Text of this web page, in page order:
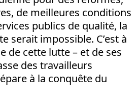
de meilleures conditions
publics de qualité, la
serait impossible. C’est à
de cette lutte – et de ses
des travailleurs
à la conquête du